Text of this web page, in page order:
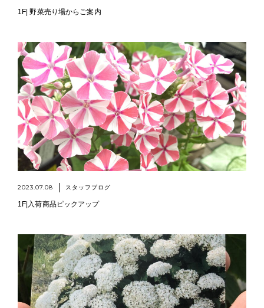
1F| 野菜売り場からご案内
2023.07.08 スタッフブログ
1F|入荷商品ピックアップ